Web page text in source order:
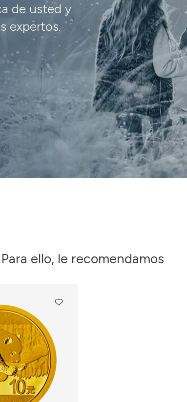
de usted y
expertos.
Para ello, le recomendamos